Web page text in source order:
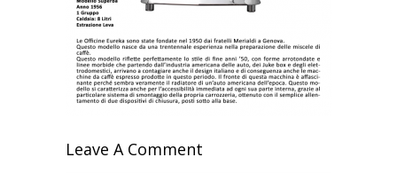
Leave A Comment